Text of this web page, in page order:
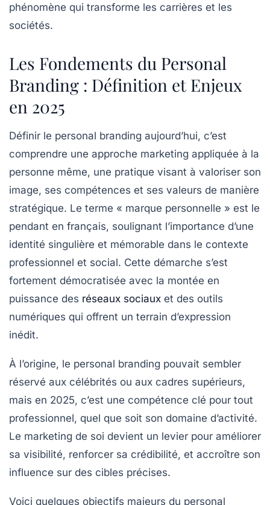
phénomène qui transforme les carrières et les
sociétés.
Les Fondements du Personal
Branding : Définition et Enjeux
en 2025
Définir le personal branding aujourd’hui, c’est
comprendre une approche marketing appliquée à la
personne même, une pratique visant à valoriser son
image, ses compétences et ses valeurs de manière
stratégique. Le terme « marque personnelle » est le
pendant en français, soulignant l’importance d’une
identité singulière et mémorable dans le contexte
professionnel et social. Cette démarche s’est
fortement démocratisée avec la montée en
puissance des réseaux sociaux et des outils
numériques qui offrent un terrain d’expression
inédit.
À l’origine, le personal branding pouvait sembler
réservé aux célébrités ou aux cadres supérieurs,
mais en 2025, c’est une compétence clé pour tout
professionnel, quel que soit son domaine d’activité.
Le marketing de soi devient un levier pour améliorer
sa visibilité, renforcer sa crédibilité, et accroître son
influence sur des cibles précises.
Voici quelques objectifs majeurs du personal